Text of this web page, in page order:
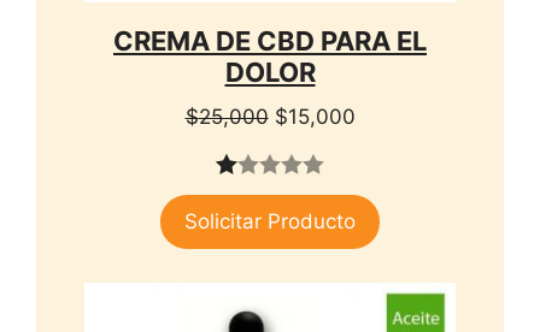
CREMA DE CBD PARA EL
DOLOR
$25,000 El
original
$25,000.
$15,000El
es:
$15,000.
1.
00
Solicitar Producto